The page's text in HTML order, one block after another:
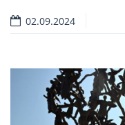
02.09.2024